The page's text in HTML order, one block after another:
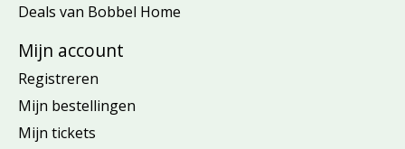
Deals van Bobbel Home
Mijn account
Registreren
Mijn bestellingen
Mijn tickets